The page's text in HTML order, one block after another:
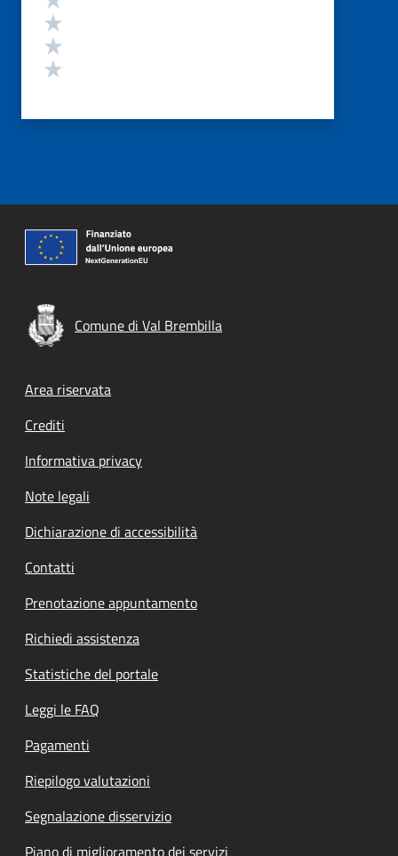
Comune di Val Brembilla
Footer menu
Area riservata
Crediti
Informativa privacy
Note legali
Dichiarazione di accessibilità
Contatti
Prenotazione appuntamento
Richiedi assistenza
Statistiche del portale
Leggi le FAQ
Pagamenti
Riepilogo valutazioni
Segnalazione disservizio
Piano di miglioramento dei servizi